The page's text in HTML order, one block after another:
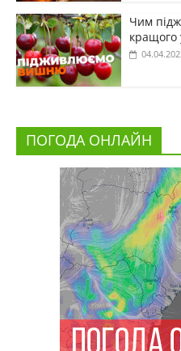
Чим
кращого
ПОГОДА ОНЛАЙН